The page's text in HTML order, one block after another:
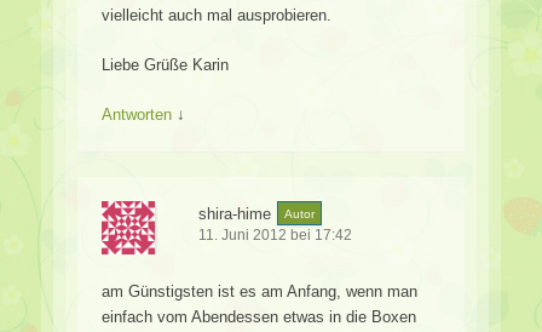
vielleicht auch mal ausprobieren.
Liebe Grüße Karin
Antworten ↓
shira-hime Autor
11. Juni 2012 bei 17:42
am Günstigsten ist es am Anfang, wenn man
einfach vom Abendessen etwas in die Boxen